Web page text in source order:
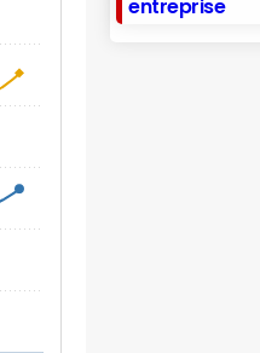
entreprise